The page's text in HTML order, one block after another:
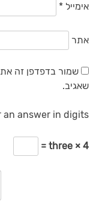
אימייל*
אתר
שמור בדפדפן זה
שאגיב.
an answer in digits:
three × 4 =